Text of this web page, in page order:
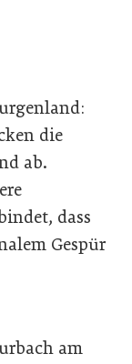
die
ab.
dass
Gespür
am